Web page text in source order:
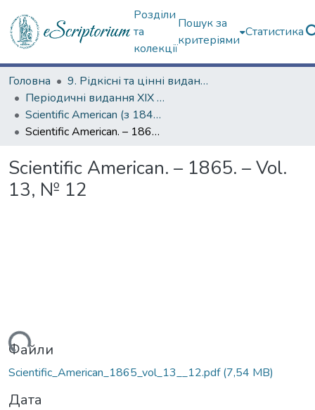
Розділи
та
колекції
Пошук за
критеріями
Статистика
Головна
9. Рідкісні та цінні видання
Періодичні видання ХІХ ст.
Scientific American (з 1845 р.)
Scientific American. – 1865. – Vol. 13, № 12
Scientific American. – 1865. – Vol.
13, № 12
Файли
Scientific_American_1865_vol_13__12.pdf(7,54 MB)
Дата